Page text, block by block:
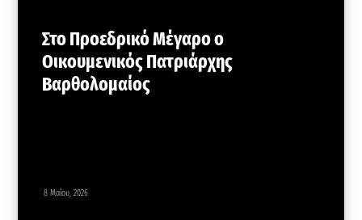
Στο Προεδρικό Μέγαρο ο
Οικουμενικός Πατριάρχης
Βαρθολομαίος
8 Μαΐου, 2026